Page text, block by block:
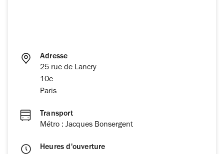
Adresse
25 rue de Lancry
10e
Paris
Transport
Métro : Jacques Bonsergent
Heures d'ouverture